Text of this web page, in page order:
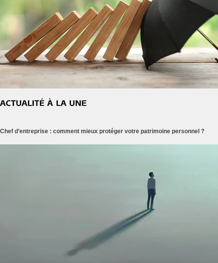
Chef d’entreprise : comment mieux protéger votre patrimoine personnel ?